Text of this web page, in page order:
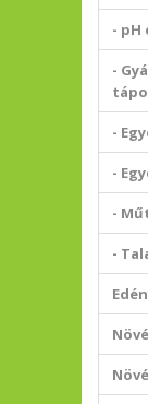
-
-
-
-
-
-